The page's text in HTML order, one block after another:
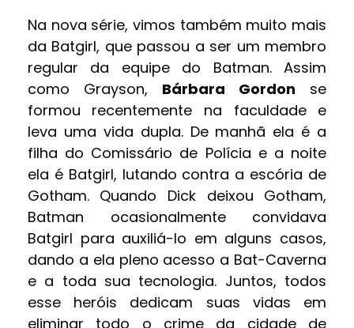
Na nova série, vimos também muito mais
da Batgirl, que passou a ser um membro
regular da equipe do Batman. Assim
como Grayson, Bárbara Gordon se
formou recentemente na faculdade e
leva uma vida dupla. De manhã ela é a
filha do Comissário de Polícia e a noite
ela é Batgirl, lutando contra a escória de
Gotham. Quando Dick deixou Gotham,
Batman ocasionalmente convidava
Batgirl para auxiliá-lo em alguns casos,
dando a ela pleno acesso a Bat-Caverna
e a toda sua tecnologia. Juntos, todos
esse heróis dedicam suas vidas em
eliminar todo o crime da cidade de